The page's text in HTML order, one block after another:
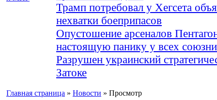
Трамп потребовал у Хегсета
нехватки боеприпасов
Опустошение арсеналов
настоящую панику у всех
Разрушен украинский
Затоке
Главная страница » Новости » Просмотр